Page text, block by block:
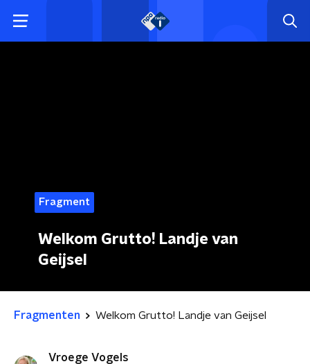
Fragment
Welkom Grutto! Landje van
Geijsel
Fragmenten Welkom Grutto! Landje van Geijsel
Vroege Vogels